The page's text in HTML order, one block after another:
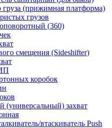
груза (прижимная платформа)
грузов
(360)
смещения (Sideshifter)
коробок
(универсальный) захват
втаскиватель Push